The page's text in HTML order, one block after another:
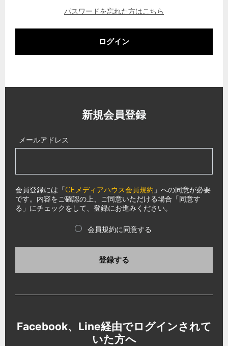
パスワードを忘れた方はこちら
ログイン
新規会員登録
メールアドレス
会員登録には「CEメディアハウス会員規約 」への同意が必要
です。内容をご確認の上、ご同意いただける場合「同意す
る」にチェックをして、登録にお進みください。
会員規約に同意する
登録する
Facebook、Line経由でログインされて
いた方へ